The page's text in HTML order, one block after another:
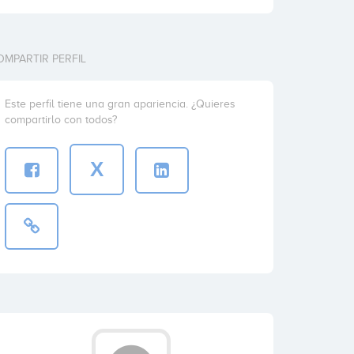
PERFIL
Este perfil tiene una gran apariencia. ¿Quieres
compartirlo con todos?
X